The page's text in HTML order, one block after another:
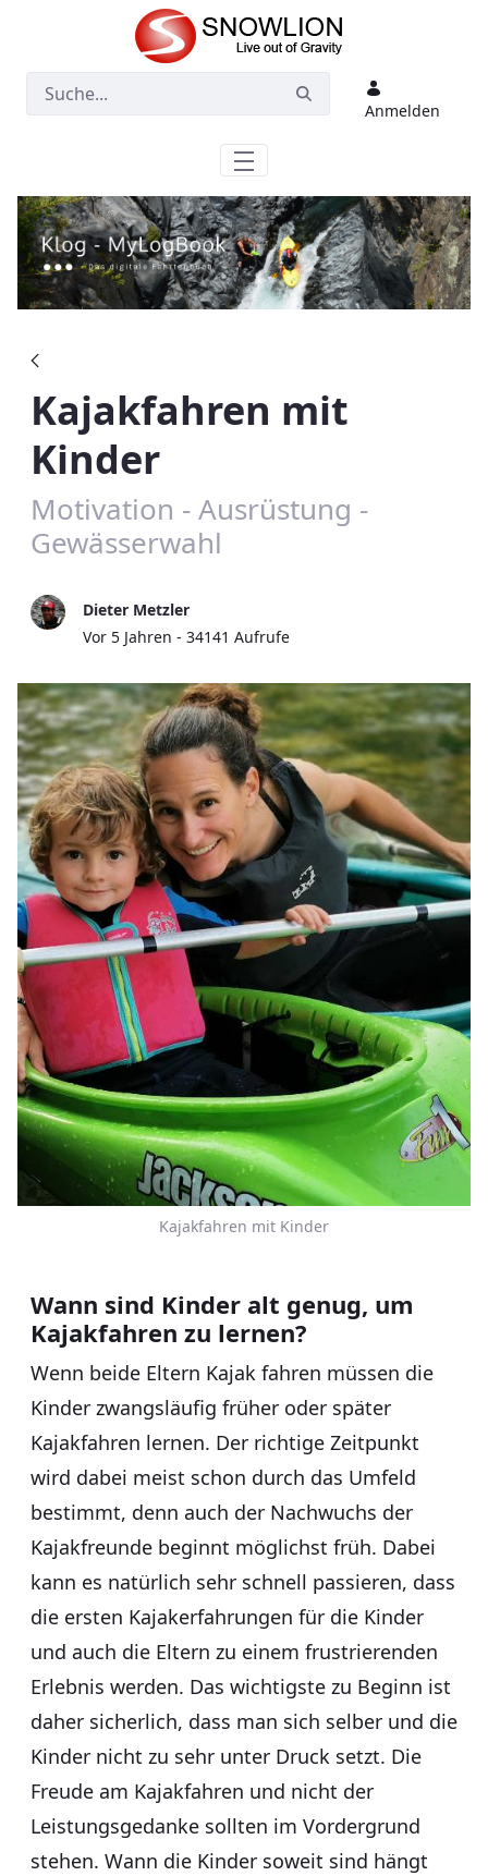
Zum Hauptinhalt springen
Anmelden
Kajakfahren mit
Kinder
Motivation - Ausrüstung -
Gewässerwahl
Dieter Metzler
Publikationsdatum
Vor 5 Jahren - 34141 Aufrufe
Kajakfahren mit Kinder
Wann sind Kinder alt genug, um
Kajakfahren zu lernen?
Wenn beide Eltern Kajak fahren müssen die
Kinder zwangsläufig früher oder später
Kajakfahren lernen. Der richtige Zeitpunkt
wird dabei meist schon durch das Umfeld
bestimmt, denn auch der Nachwuchs der
Kajakfreunde beginnt möglichst früh. Dabei
kann es natürlich sehr schnell passieren, dass
die ersten Kajakerfahrungen für die Kinder
und auch die Eltern zu einem frustrierenden
Erlebnis werden. Das wichtigste zu Beginn ist
daher sicherlich, dass man sich selber und die
Kinder nicht zu sehr unter Druck setzt. Die
Freude am Kajakfahren und nicht der
Leistungsgedanke sollten im Vordergrund
stehen. Wann die Kinder soweit sind hängt